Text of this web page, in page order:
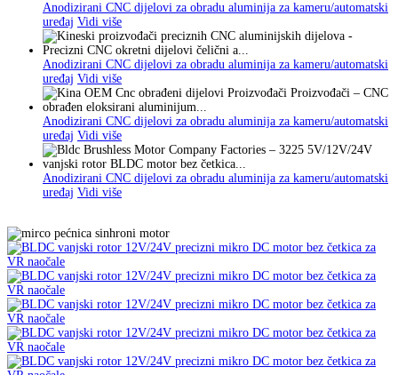
Anodizirani CNC dijelovi za obradu aluminija za kameru/automatski
uređaj Vidi više
Anodizirani CNC dijelovi za obradu aluminija za kameru/automatski
uređaj Vidi više
Anodizirani CNC dijelovi za obradu aluminija za kameru/automatski
uređaj Vidi više
Anodizirani CNC dijelovi za obradu aluminija za kameru/automatski
uređaj Vidi više